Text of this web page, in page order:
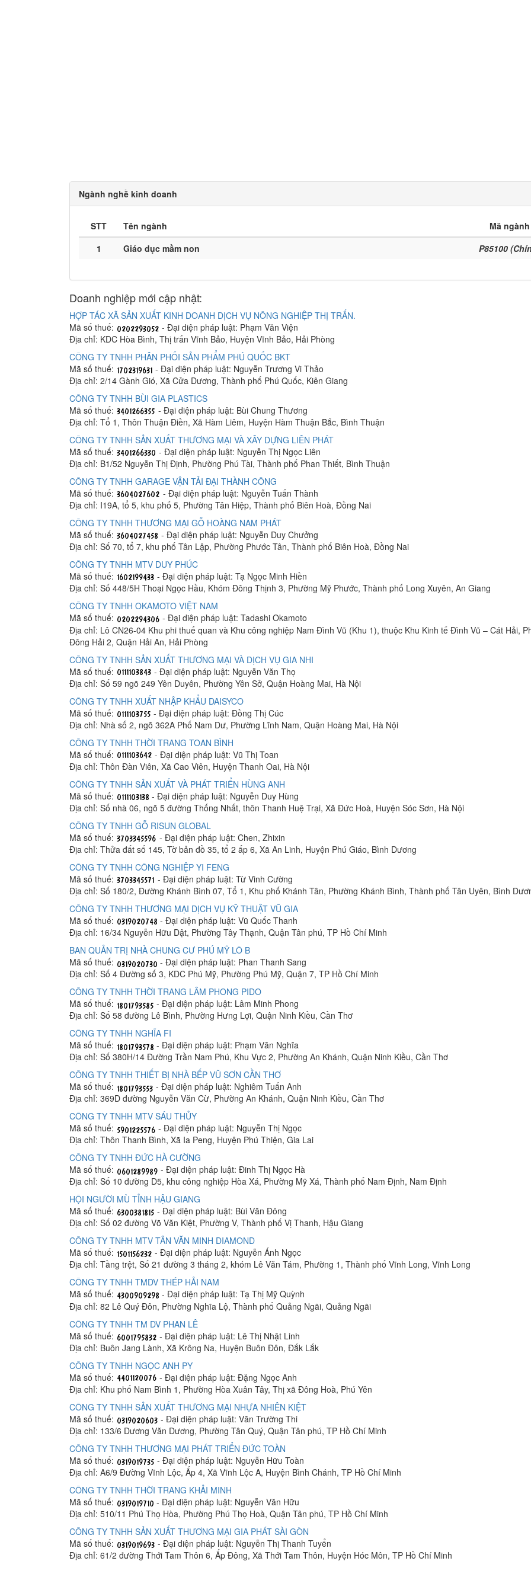
Ngành nghề kinh doanh
STT Tên ngành
Mã ngành
1
Giáo dục mầm non P85100
Doanh nghiệp mới cập nhật:
HỢP TÁC XÃ SẢN XUẤT KINH DOANH DỊCH VỤ NÔNG NGHIỆP THỊ TRẤN.
Mã số thuế:
- Đại diện pháp luật: Phạm Văn Viện
Địa chỉ: KDC Hòa Bình, Thị trấn Vĩnh Bảo, Huyện Vĩnh Bảo, Hải Phòng
CÔNG TY TNHH PHÂN PHỐI SẢN PHẨM PHÚ QUỐC BKT
Mã số thuế:
- Đại diện pháp luật: Nguyễn Trương Vi Thảo
Địa chỉ: 2/14 Gành Gió, Xã Cửa Dương, Thành phố Phú Quốc, Kiên Giang
CÔNG TY TNHH BÙI GIA PLASTICS
Mã số thuế:
- Đại diện pháp luật: Bùi Chung Thương
Địa chỉ: Tổ 1, Thôn Thuận Điền, Xã Hàm Liêm, Huyện Hàm Thuận Bắc, Bình Thuận
CÔNG TY TNHH SẢN XUẤT THƯƠNG MẠI VÀ XÂY DỰNG LIÊN PHÁT
Mã số thuế:
- Đại diện pháp luật: Nguyễn Thị Ngọc Liên
Địa chỉ: B1/52 Nguyễn Thị Định, Phường Phú Tài, Thành phố Phan Thiết, Bình Thuận
CÔNG TY TNHH GARAGE VẬN TẢI ĐẠI THÀNH CÔNG
Mã số thuế:
- Đại diện pháp luật: Nguyễn Tuấn Thành
Địa chỉ: I19A, tổ 5, khu phố 5, Phường Tân Hiệp, Thành phố Biên Hoà, Đồng Nai
CÔNG TY TNHH THƯƠNG MẠI GỖ HOÀNG NAM PHÁT
Mã số thuế:
- Đại diện pháp luật: Nguyễn Duy Chưởng
Địa chỉ: Số 70, tổ 7, khu phố Tân Lập, Phường Phước Tân, Thành phố Biên Hoà, Đồng Nai
CÔNG TY TNHH MTV DUY PHÚC
Mã số thuế:
- Đại diện pháp luật: Tạ Ngọc Minh Hiền
Địa chỉ: Số 448/5H Thoại Ngọc Hầu, Khóm Đông Thịnh 3, Phường Mỹ Phước, Thành phố Long Xuyên, An Giang
CÔNG TY TNHH OKAMOTO VIỆT NAM
Mã số thuế:
- Đại diện pháp luật: Tadashi Okamoto
Địa chỉ: Lô CN26-04 Khu phi thuế quan và Khu công nghiệp Nam Đình Vũ (Khu 1), thuộc Khu Kinh tế Đình Vũ – Cát Hải,
Đông Hải 2, Quận Hải An, Hải Phòng
CÔNG TY TNHH SẢN XUẤT THƯƠNG MẠI VÀ DỊCH VỤ GIA NHI
Mã số thuế:
- Đại diện pháp luật: Nguyễn Văn Thọ
Địa chỉ: Số 59 ngõ 249 Yên Duyên, Phường Yên Sở, Quận Hoàng Mai, Hà Nội
CÔNG TY TNHH XUẤT NHẬP KHẨU DAISYCO
Mã số thuế:
- Đại diện pháp luật: Đồng Thị Cúc
Địa chỉ: Nhà số 2, ngõ 362A Phố Nam Dư, Phường Lĩnh Nam, Quận Hoàng Mai, Hà Nội
CÔNG TY TNHH THỜI TRANG TOAN BÌNH
Mã số thuế:
- Đại diện pháp luật: Vũ Thị Toan
Địa chỉ: Thôn Đàn Viên, Xã Cao Viên, Huyện Thanh Oai, Hà Nội
CÔNG TY TNHH SẢN XUẤT VÀ PHÁT TRIỂN HÙNG ANH
Mã số thuế:
- Đại diện pháp luật: Nguyễn Duy Hùng
Địa chỉ: Số nhà 06, ngõ 5 đường Thống Nhất, thôn Thanh Huệ Trại, Xã Đức Hoà, Huyện Sóc Sơn, Hà Nội
CÔNG TY TNHH GỖ RISUN GLOBAL
Mã số thuế:
- Đại diện pháp luật: Chen, Zhixin
Địa chỉ: Thửa đất số 145, Tờ bản đồ 35, tổ 2 ấp 6, Xã An Linh, Huyện Phú Giáo, Bình Dương
CÔNG TY TNHH CÔNG NGHIỆP YI FENG
Mã số thuế:
- Đại diện pháp luật: Từ Vinh Cường
Địa chỉ: Số 180/2, Đường Khánh Bình 07, Tổ 1, Khu phố Khánh Tân, Phường Khánh Bình, Thành phố Tân Uyên, Bình
CÔNG TY TNHH THƯƠNG MẠI DỊCH VỤ KỸ THUẬT VŨ GIA
Mã số thuế:
- Đại diện pháp luật: Vũ Quốc Thanh
Địa chỉ: 16/34 Nguyễn Hữu Dật, Phường Tây Thạnh, Quận Tân phú, TP Hồ Chí Minh
BAN QUẢN TRỊ NHÀ CHUNG CƯ PHÚ MỸ LÔ B
Mã số thuế:
- Đại diện pháp luật: Phan Thanh Sang
Địa chỉ: Số 4 Đường số 3, KDC Phú Mỹ, Phường Phú Mỹ, Quận 7, TP Hồ Chí Minh
CÔNG TY TNHH THỜI TRANG LÂM PHONG PIDO
Mã số thuế:
- Đại diện pháp luật: Lâm Minh Phong
Địa chỉ: Số 58 đường Lê Bình, Phường Hưng Lợi, Quận Ninh Kiều, Cần Thơ
CÔNG TY TNHH NGHĨA FI
Mã số thuế:
- Đại diện pháp luật: Phạm Văn Nghĩa
Địa chỉ: Số 380H/14 Đường Trần Nam Phú, Khu Vực 2, Phường An Khánh, Quận Ninh Kiều, Cần Thơ
CÔNG TY TNHH THIẾT BỊ NHÀ BẾP VŨ SƠN CẦN THƠ
Mã số thuế:
- Đại diện pháp luật: Nghiêm Tuấn Anh
Địa chỉ: 369D đường Nguyễn Văn Cừ, Phường An Khánh, Quận Ninh Kiều, Cần Thơ
CÔNG TY TNHH MTV SÁU THỦY
Mã số thuế:
- Đại diện pháp luật: Nguyễn Thị Ngọc
Địa chỉ: Thôn Thanh Bình, Xã Ia Peng, Huyện Phú Thiện, Gia Lai
CÔNG TY TNHH ĐỨC HÀ CƯỜNG
Mã số thuế:
- Đại diện pháp luật: Đinh Thị Ngọc Hà
Địa chỉ: Số 10 đường D5, khu công nghiệp Hòa Xá, Phường Mỹ Xá, Thành phố Nam Định, Nam Định
HỘI NGƯỜI MÙ TỈNH HẬU GIANG
Mã số thuế:
- Đại diện pháp luật: Bùi Văn Đông
Địa chỉ: Số 02 đường Võ Văn Kiệt, Phường V, Thành phố Vị Thanh, Hậu Giang
CÔNG TY TNHH MTV TÂN VĂN MINH DIAMOND
Mã số thuế:
- Đại diện pháp luật: Nguyễn Ánh Ngọc
Địa chỉ: Tầng trệt, Số 21 đường 3 tháng 2, khóm Lê Văn Tám, Phường 1, Thành phố Vĩnh Long, Vĩnh Long
CÔNG TY TNHH TMDV THÉP HẢI NAM
Mã số thuế:
- Đại diện pháp luật: Tạ Thị Mỹ Quỳnh
Địa chỉ: 82 Lê Quý Đôn, Phường Nghĩa Lộ, Thành phố Quảng Ngãi, Quảng Ngãi
CÔNG TY TNHH TM DV PHAN LÊ
Mã số thuế:
- Đại diện pháp luật: Lê Thị Nhật Linh
Địa chỉ: Buôn Jang Lành, Xã Krông Na, Huyện Buôn Đôn, Đắk Lắk
CÔNG TY TNHH NGỌC ANH PY
Mã số thuế:
- Đại diện pháp luật: Đặng Ngọc Anh
Địa chỉ: Khu phố Nam Bình 1, Phường Hòa Xuân Tây, Thị xã Đông Hoà, Phú Yên
CÔNG TY TNHH SẢN XUẤT THƯƠNG MẠI NHỰA NHIÊN KIỆT
Mã số thuế:
- Đại diện pháp luật: Văn Trường Thi
Địa chỉ: 133/6 Dương Văn Dương, Phường Tân Quý, Quận Tân phú, TP Hồ Chí Minh
CÔNG TY TNHH THƯƠNG MẠI PHÁT TRIỂN ĐỨC TOÀN
Mã số thuế:
- Đại diện pháp luật: Nguyễn Hữu Toàn
Địa chỉ: A6/9 Đường Vĩnh Lộc, Ấp 4, Xã Vĩnh Lộc A, Huyện Bình Chánh, TP Hồ Chí Minh
CÔNG TY TNHH THỜI TRANG KHẢI MINH
Mã số thuế:
- Đại diện pháp luật: Nguyễn Văn Hữu
Địa chỉ: 510/11 Phú Thọ Hòa, Phường Phú Thọ Hoà, Quận Tân phú, TP Hồ Chí Minh
CÔNG TY TNHH SẢN XUẤT THƯƠNG MẠI GIA PHÁT SÀI GÒN
Mã số thuế:
- Đại diện pháp luật: Nguyễn Thị Thanh Tuyển
Địa chỉ: 61/2 đường Thới Tam Thôn 6, Ấp Đông, Xã Thới Tam Thôn, Huyện Hóc Môn, TP Hồ Chí Minh